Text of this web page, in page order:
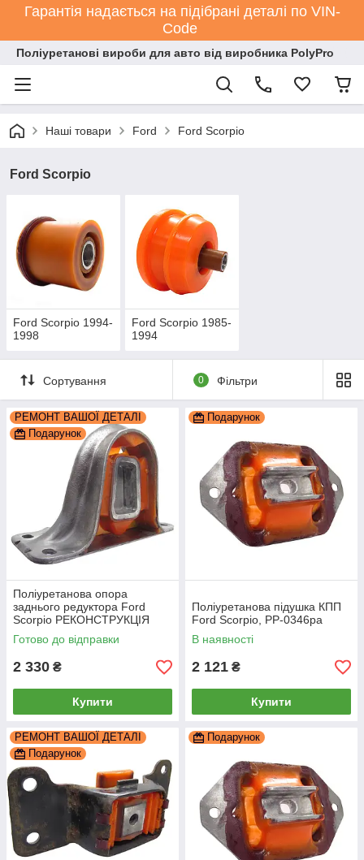
Гарантія надається на підібрані деталі по VIN-
Code
Поліуретанові вироби для авто від виробника PolyPro
Наші товари Ford Ford Scorpio
Ford Scorpio
Ford Scorpio 1994-
1998
Ford Scorpio 1985-
1994
Сортування 0 Фільтри
РЕМОНТ ВАШОЇ ДЕТАЛІ
Подарунок
Поліуретанова опора
заднього редуктора Ford
Scorpio РЕКОНСТРУКЦІЯ
ВАШОЇ, PP-0308pb
Готово до відправки
2 330 ₴
Купити
Подарунок
Поліуретанова підушка КПП
Ford Scorpio, PP-0346pa
В наявності
2 121 ₴
Купити
РЕМОНТ ВАШОЇ ДЕТАЛІ
Подарунок
Подарунок